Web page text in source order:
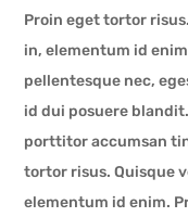
Proin eget tortor
in, elementum id
pellentesque nec,
id dui posuere
porttitor accumsan
tortor risus. Quisque
elementum id enim.